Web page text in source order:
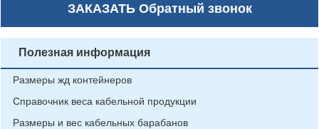
ЗАКАЗАТЬОбратный звонок
Полезная информация
Размеры жд контейнеров
Справочник веса кабельной продукции
Размеры и вес кабельных барабанов